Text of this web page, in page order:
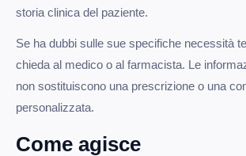
storia clinica del paziente.
Se ha dubbi sulle sue specifiche necessità
chieda al medico o al farmacista. Le
non sostituiscono una prescrizione o una
personalizzata.
Come agisce